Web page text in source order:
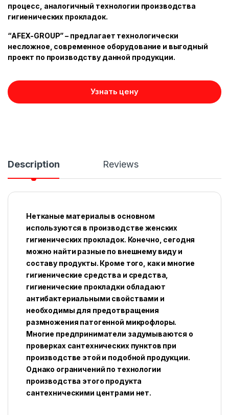
процесс, аналогичный технологии производства
гигиенических прокладок.
“AFEX-GROUP” – предлагает технологически
несложное, современное оборудование и выгодный
проект по производству данной продукции.
Узнать цену
Description Reviews
Нетканые материалы в основном
используются в производстве женских
гигиенических прокладок. Конечно, сегодня
можно найти разные по внешнему виду и
составу продукты. Кроме того, как и многие
гигиенические средства и средства,
гигиенические прокладки обладают
антибактериальными свойствами и
необходимы для предотвращения
размножения патогенной микрофлоры.
Многие предприниматели задумываются о
проверках сантехнических пунктов при
производстве этой и подобной продукции.
Однако ограничений по технологии
производства этого продукта
сантехническими центрами нет.